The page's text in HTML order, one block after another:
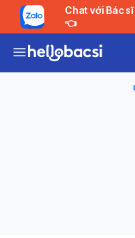
Chat với Bác sĩ ngay 👉 Nhận tư
👈